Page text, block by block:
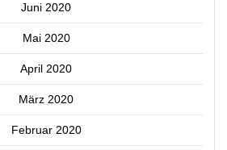
Juni 2020
Mai 2020
April 2020
März 2020
Februar 2020